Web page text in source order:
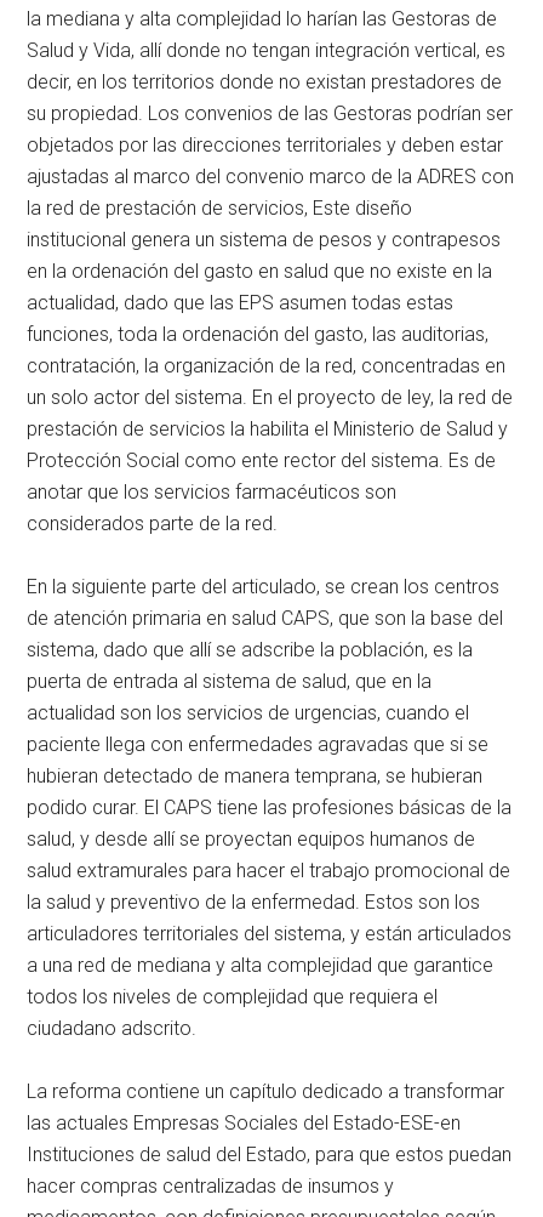
la mediana y alta complejidad lo harían las Gestoras de
Salud y Vida, allí donde no tengan integración vertical, es
decir, en los territorios donde no existan prestadores de
su propiedad. Los convenios de las Gestoras podrían ser
objetados por las direcciones territoriales y deben estar
ajustadas al marco del convenio marco de la ADRES con
la red de prestación de servicios, Este diseño
institucional genera un sistema de pesos y contrapesos
en la ordenación del gasto en salud que no existe en la
actualidad, dado que las EPS asumen todas estas
funciones, toda la ordenación del gasto, las auditorias,
contratación, la organización de la red, concentradas en
un solo actor del sistema. En el proyecto de ley, la red de
prestación de servicios la habilita el Ministerio de Salud y
Protección Social como ente rector del sistema. Es de
anotar que los servicios farmacéuticos son
considerados parte de la red.
En la siguiente parte del articulado, se crean los centros
de atención primaria en salud CAPS, que son la base del
sistema, dado que allí se adscribe la población, es la
puerta de entrada al sistema de salud, que en la
actualidad son los servicios de urgencias, cuando el
paciente llega con enfermedades agravadas que si se
hubieran detectado de manera temprana, se hubieran
podido curar. El CAPS tiene las profesiones básicas de la
salud, y desde allí se proyectan equipos humanos de
salud extramurales para hacer el trabajo promocional de
la salud y preventivo de la enfermedad. Estos son los
articuladores territoriales del sistema, y están articulados
a una red de mediana y alta complejidad que garantice
todos los niveles de complejidad que requiera el
ciudadano adscrito.
La reforma contiene un capítulo dedicado a transformar
las actuales Empresas Sociales del Estado-ESE-en
Instituciones de salud del Estado, para que estos puedan
hacer compras centralizadas de insumos y